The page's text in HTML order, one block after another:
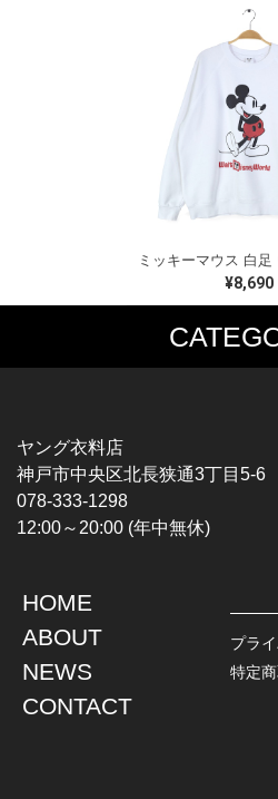
¥8,690
MUSIC TEE
HARDCORE / PUNK
PROGLESSIVE ROCK
POPS
SOUL / R&B
T-
TOPS
L / S SHIRT
S / S SHIRT
HAWAIIAN SHIRT
JACKET
DENIM
LEATHER
ヤング衣料店
神戸市中央区北長狭通3丁目5-6
078-333-1298
12:00～20:00 (年中無休)
HOME
ABOUT
NEWS
CONTACT
プラ
特定